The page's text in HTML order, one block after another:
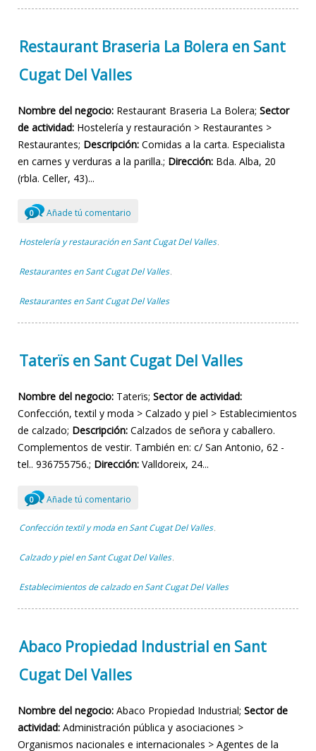
Restaurant Braseria La Bolera en Sant
Cugat Del Valles
Nombre del negocio: Restaurant Braseria La Bolera; Sector
de actividad: Hostelería y restauración > Restaurantes >
Restaurantes; Descripción: Comidas a la carta. Especialista
en carnes y verduras a la parilla.; Dirección: Bda. Alba, 20
(rbla. Celler, 43)...
0 Añade tú comentario
Hostelería y restauración en Sant Cugat Del Valles ,
Restaurantes en Sant Cugat Del Valles ,
Restaurantes en Sant Cugat Del Valles
Taterïs en Sant Cugat Del Valles
Nombre del negocio: Taterïs; Sector de actividad:
Confección, textil y moda > Calzado y piel > Establecimientos
de calzado; Descripción: Calzados de señora y caballero.
Complementos de vestir. También en: c/ San Antonio, 62 -
tel.. 936755756.; Dirección: Valldoreix, 24...
0 Añade tú comentario
Confección textil y moda en Sant Cugat Del Valles ,
Calzado y piel en Sant Cugat Del Valles ,
Establecimientos de calzado en Sant Cugat Del Valles
Abaco Propiedad Industrial en Sant
Cugat Del Valles
Nombre del negocio: Abaco Propiedad Industrial; Sector de
actividad: Administración pública y asociaciones >
Organismos nacionales e internacionales > Agentes de la